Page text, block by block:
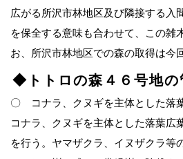
広がる所沢市林地区及び隣接する入
を保全する意味も合わせて、この雑
お、所沢市林地区での森の取得は今
◆トトロの森４６号地の
〇 コナラ、クヌギを主体とした落
コナラ、クヌギを主体とした落葉広
を行う。ヤマザクラ、イヌザクラ等